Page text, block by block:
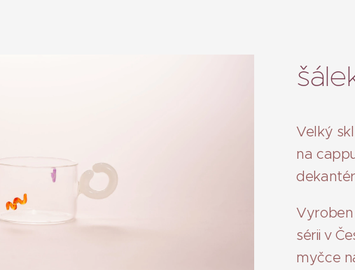
Velký
na
sérii v
myčce